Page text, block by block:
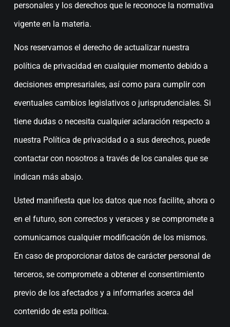
personales y los derechos que le reconoce la normativa
vigente en la materia.
Nos reservamos el derecho de actualizar nuestra
política de privacidad en cualquier momento debido a
decisiones empresariales, así como para cumplir con
eventuales cambios legislativos o jurisprudenciales. Si
tiene dudas o necesita cualquier aclaración respecto a
nuestra Política de privacidad o a sus derechos, puede
contactar con nosotros a través de los canales que se
indican más abajo.
Usted manifiesta que los datos que nos facilite, ahora o
en el futuro, son correctos y veraces y se compromete a
comunicarnos cualquier modificación de los mismos.
En caso de proporcionar datos de carácter personal de
terceros, se compromete a obtener el consentimiento
previo de los afectados y a informarles acerca del
contenido de esta política.